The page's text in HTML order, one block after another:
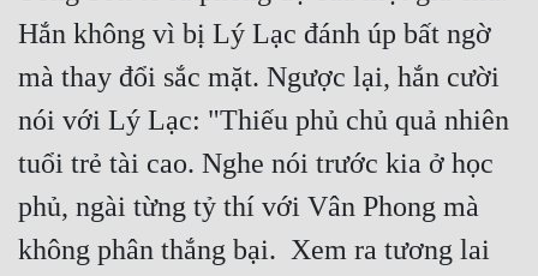
Hắn không vì bị Lý Lạc đánh úp bất ngờ
mà thay đổi sắc mặt. Ngược lại, hắn cười
nói với Lý Lạc: "Thiếu phủ chủ quả nhiên
tuổi trẻ tài cao. Nghe nói trước kia ở học
phủ, ngài từng tỷ thí với Vân Phong mà
không phân thắng bại.  Xem ra tương lai